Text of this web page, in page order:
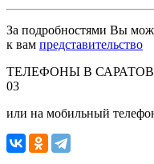
За подробностями Вы
к вам представительство
ТЕЛЕФОНЫ В САРАТОВЕ:
03
или на мобильный